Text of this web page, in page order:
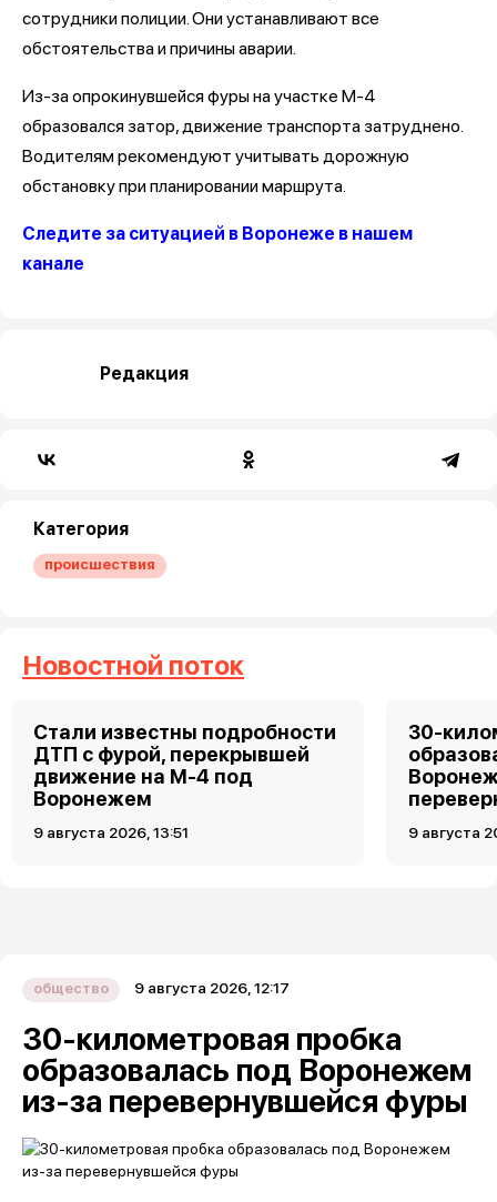
сотрудники полиции. Они устанавливают все
обстоятельства и причины аварии.
Из-за опрокинувшейся фуры на участке М-4
образовался затор, движение транспорта затруднено.
Водителям рекомендуют учитывать дорожную
обстановку при планировании маршрута.
Следите за ситуацией в Воронеже в нашем
канале
Редакция
Категория
происшествия
Новостной поток
Стали известны подробности
ДТП с фурой, перекрывшей
движение на М-4 под
Воронежем
9 августа 2026, 13:51
30-
9 августа
общество 9 августа 2026, 12:17
30-километровая пробка
образовалась под Воронежем
из-за перевернувшейся фуры